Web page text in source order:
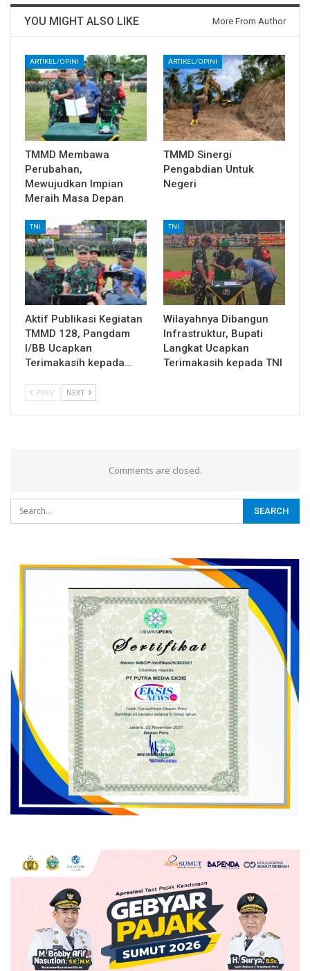
YOU MIGHT ALSO LIKE More From Author
ARTIKEL/OPINI
TMMD Membawa
Perubahan,
Mewujudkan Impian
Meraih Masa Depan
ARTIKEL/OPINI
TMMD Sinergi
Pengabdian Untuk
Negeri
TNI
Aktif Publikasi Kegiatan
TMMD 128, Pangdam
I/BB Ucapkan
Terimakasih kepada…
TNI
Wilayahnya Dibangun
Infrastruktur, Bupati
Langkat Ucapkan
Terimakasih kepada TNI
PREV NEXT
Comments are closed.